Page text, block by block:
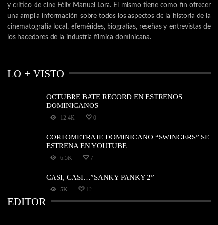
y crítico de cine Félix Manuel Lora. El mismo tiene como fin ofrecer
una amplia información sobre todos los aspectos de la historia de la
cinematografía local, efemérides, biografías, reseñas y entrevistas de
los hacedores de la industria fílmica dominicana.
LO + VISTO
OCTUBRE BATE RECORD EN ESTRENOS
DOMINICANOS
12.4K 0
CORTOMETRAJE DOMINICANO “SWINGERS” SE
ESTRENA EN YOUTUBE
6.5K 7
CASI, CASI…”SANKY PANKY 2”
5K 12
EDITOR